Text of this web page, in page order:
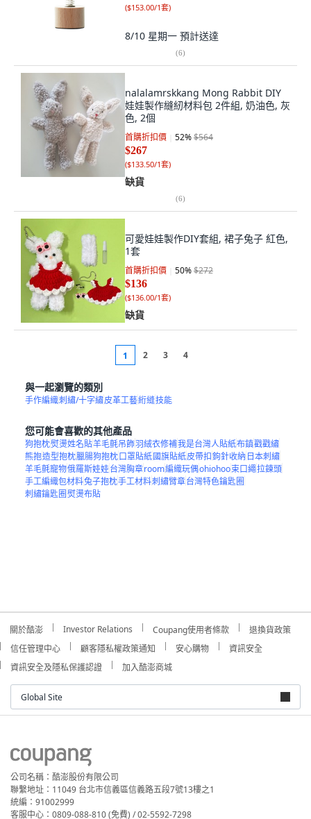
($153.00/1套)
8/10 星期一 預計送達
(6)
nalalamrskkang Mong Rabbit DIY
娃娃製作縫紉材料包 2件組, 奶油色, 灰
色, 2個
首購折扣價 52%$564
$267
($133.50/1套)
缺貨
(6)
可愛娃娃製作DIY套組, 裙子兔子 紅色,
1套
首購折扣價 50%$272
$136
($136.00/1套)
缺貨
1 2 3 4
與一起瀏覽的類別
手作編織刺繡/十字繡皮革工藝絎縫技能
您可能會喜歡的其他產品
狗抱枕熨燙姓名貼羊毛氈吊飾羽絨衣修補我是台灣人貼紙布鎮戳戳繡
熊抱造型抱枕臘腸狗抱枕口罩貼紙國旗貼紙皮帶扣鉤針收納 日本刺繡
羊毛氈寵物俄羅斯娃娃台灣胸章room編織玩偶ohiohoo束口繩拉鍊頭
手工編織包材料兔子抱枕手工材料刺繡臂章台灣特色鑰匙圈
刺繡鑰匙圈熨燙布貼
關於酷澎 Investor Relations Coupang使用者條款
退換貨政策
信任管理中心
顧客隱私權政策通知 安心購物
資訊安全
資訊安全及隱私保護認證
加入酷澎商城
Global Site
公司名稱：酷澎股份有限公司
聯繫地址：11049 台北市信義區信義路五段7號13樓之1
統編：91002999
客服中心：0809-088-810 (免費) / 02-5592-7298